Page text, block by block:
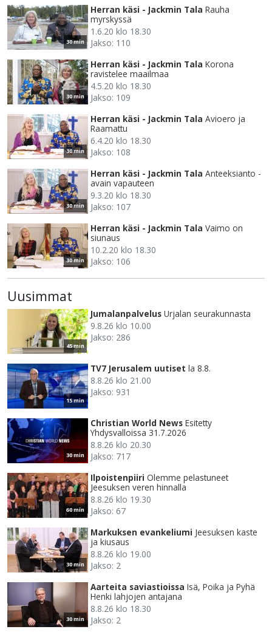
30 min
Herran käsi - Jackmin Tala Rauha
myrskyssä
1.6.20 klo 18.30
Jakso: 110
30 min
Herran käsi - Jackmin Tala Korona
ravistelee maailmaa
4.5.20 klo 18.30
Jakso: 109
30 min
Herran käsi - Jackmin Tala Avioero ja
Raamattu
6.4.20 klo 18.30
Jakso: 108
30 min
Herran käsi - Jackmin Tala Anteeksianto -
avain vapauteen
9.3.20 klo 18.30
Jakso: 107
30 min
Herran käsi - Jackmin Tala Vaimo on
siunaus
10.2.20 klo 18.30
Jakso: 106
Uusimmat
45 min
Jumalanpalvelus Urjalan seurakunnasta
9.8.26 klo 10.00
Jakso: 286
15 min
TV7 Jerusalem uutiset la 8.8.
8.8.26 klo 21.00
Jakso: 931
30 min
Christian World News Esitetty
Yhdysvalloissa 31.7.2026
8.8.26 klo 20.30
Jakso: 717
60 min
Ilpoistenpiiri Olemme pelastuneet
Jeesuksen veren hinnalla
8.8.26 klo 19.30
Jakso: 67
30 min
Markuksen evankeliumi Jeesuksen kaste
ja kiusaus
8.8.26 klo 19.00
Jakso: 2
30 min
Aarteita saviastioissa Isä, Poika ja Pyhä
Henki lahjojen antajana
8.8.26 klo 18.30
Jakso: 2